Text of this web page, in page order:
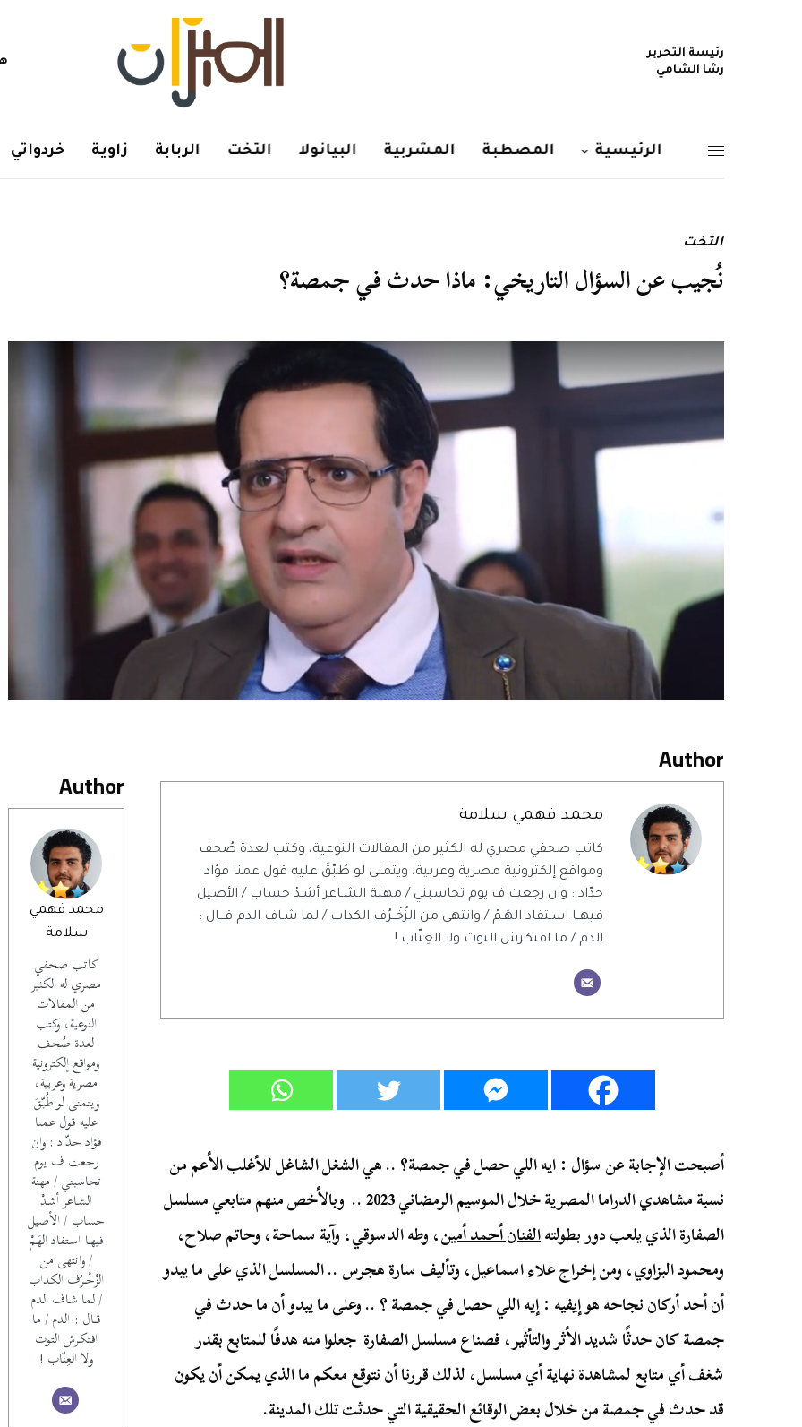
رئيسة التحرير
رشا الشامي
الرئيسية المصطبة المشربية البيانولا التخت الربابة زاوية خردواتي
التخت
نُجيب عن السؤال التاريخي: ماذا حدث في جمصة؟
Author
محمد فهمي
سلامة
كاتب صحفي
مصري له الكثير
من المقالات
النوعية، وكتب
لعدة صُحف
ومواقع إلكترونية
مصرية وعربية،
ويتمنى لو طُبّقَ
عليه قول عمنا
فؤاد حدّاد : وان
رجعت ف يوم
تحاسبني / مهنة
الشـاعر أشـدْ
حساب / الأصيل
فيهــا اسـتفاد الهَـمْ
/ وانتهى من
الزُخْــرُف الكداب
/ لما شـاف الدم
قـــال : الدم / ما
افتكـرش التوت
ولا العِنّاب !
Author
محمد فهمي سلامة
كاتب صحفي مصري له الكثير من المقالات النوعية، وكتب لعدة صُحف
ومواقع إلكترونية مصرية وعربية، ويتمنى لو طُبّقَ عليه قول عمنا فؤاد
حدّاد : وان رجعت ف يوم تحاسبني / مهنة الشـاعر أشـدْ حساب / الأصيل
فيهــا اسـتفاد الهَـمْ / وانتهى من الزُخْــرُف الكداب / لما شـاف الدم قـــال :
الدم / ما افتكـرش التوت ولا العِنّاب !
أصبحت الإجابة عن سؤال : ايه اللي حصل في جمصة؟ .. هي الشغل الشاغل للأغلب الأعم من
نسبة مشاهدي الدراما المصرية خلال الموسيم الرمضاني 2023 .. وبالأخص منهم متابعي مسلسل
الصفارة الذي يلعب دور بطولتهالفنان أحمد أمين، وطه الدسوقي، وآية سماحة، وحاتم صلاح،
ومحمود البزاوي، ومن إخراج علاء اسماعيل، وتأليف سارة هجرس .. المسلسل الذي على ما يبدو
أن أحد أركان نجاحه هو إيفيه : إيه اللي حصل في جمصة ؟ .. وعلى ما يبدو أن ما حدث في
جمصة كان حدثًا شديد الأثر والتأثير، فصناع مسلسل الصفارة جعلوا منه هدفًا للمتابع بقدر
شغف أي متابع لمشاهدة نهاية أي مسلسل، لذلك قررنا أن نتوقع معكم ما الذي يمكن أن يكون
قد حدث في جمصة من خلال بعض الوقائع الحقيقية التي حدثت تلك المدينة.